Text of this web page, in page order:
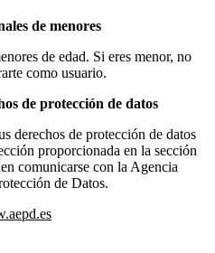
de menores
de edad. Si eres menor, no
como usuario.
de protección de datos
derechos de protección de datos
proporcionada en la sección
comunicarse con la Agencia
de Datos.